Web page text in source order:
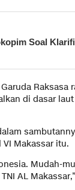
Soal
Raksasa
di dasar
Makassar itu.
Mudah-
AL